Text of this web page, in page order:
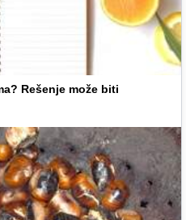
Rešenje može biti